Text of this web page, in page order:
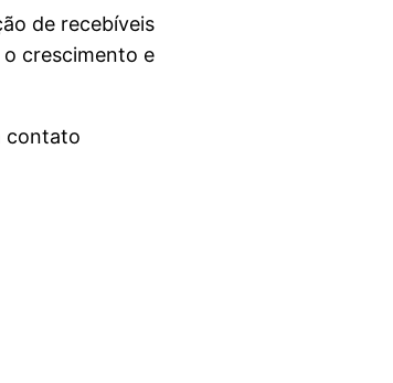
de recebíveis
crescimento e
contato